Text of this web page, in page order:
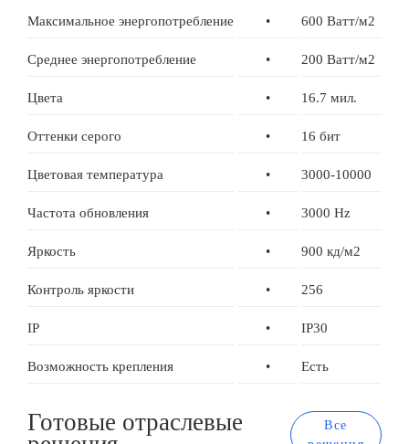
Максимальное энергопотребление • 600 Ватт/м2
Среднее энергопотребление • 200 Ватт/м2
Цвета • 16.7 мил.
Оттенки серого • 16 бит
Цветовая температура • 3000-10000
Частота обновления • 3000 Hz
Яркость • 900 кд/м2
Контроль яркости • 256
IP • IP30
Возможность крепления • Есть
Готовые отраслевые
Все